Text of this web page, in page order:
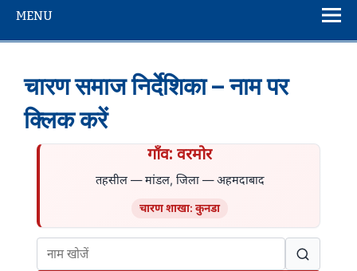
MENU
चारण समाज निर्देशिका – नाम पर
क्लिक करें
गाँव: वरमोर
तहसील — मांडल, जिला — अहमदाबाद
चारण शाखा: कुनडा